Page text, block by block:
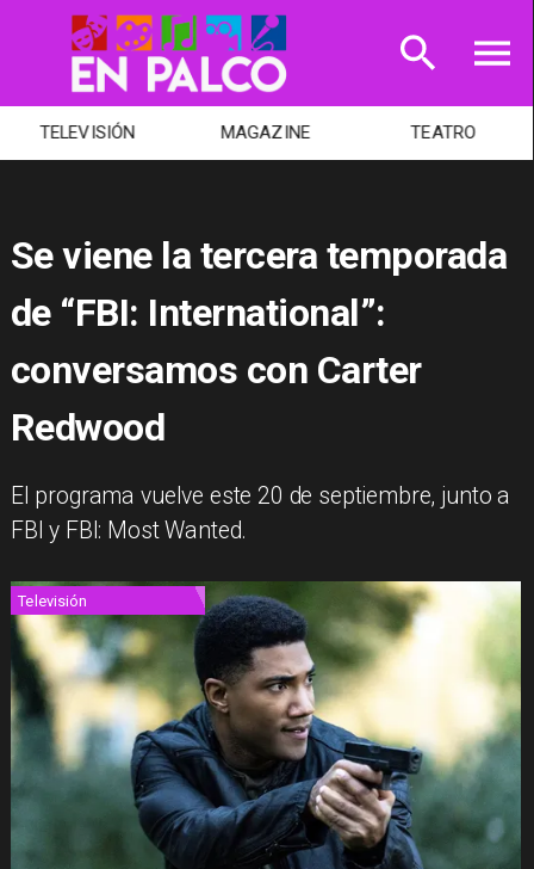
TELEVISIÓN MAGAZINE TEATRO
Se viene la tercera temporada
de “FBI: International”:
conversamos con Carter
Redwood
El programa vuelve este 20 de septiembre, junto a
FBI y FBI: Most Wanted.
Televisión